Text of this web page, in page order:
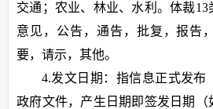
交通；农业、林业、水利。体裁13
意见，公告，通告，批复，报告
要，请示，其他。
4.发文日期：指信息正式发布
政府文件，产生日期即签发日期（